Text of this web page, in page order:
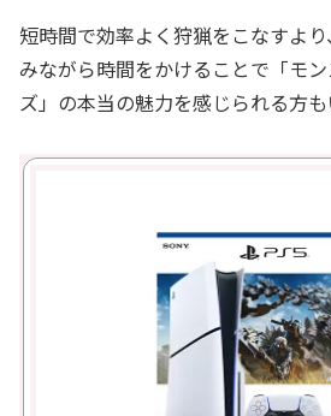
短時間で効率よく狩猟をこなすよ
みながら時間をかけることで「モ
ズ」の本当の魅力を感じられる方も